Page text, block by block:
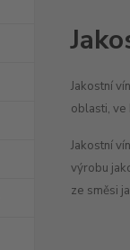
Jakostní
oblasti, ve
Jakostní
výrobu
ze směsi